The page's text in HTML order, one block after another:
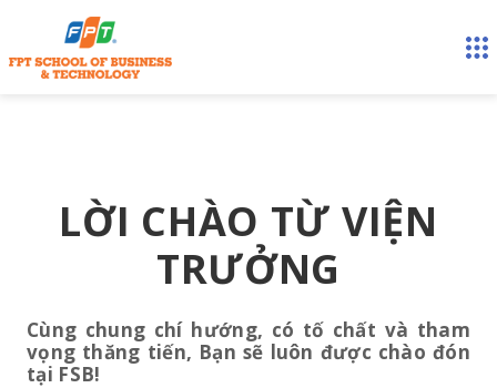
LỜI CHÀO TỪ VIỆN
TRƯỞNG
Cùng chung chí hướng, có tố chất và tham
vọng thăng tiến, Bạn sẽ luôn được chào đón
tại FSB!